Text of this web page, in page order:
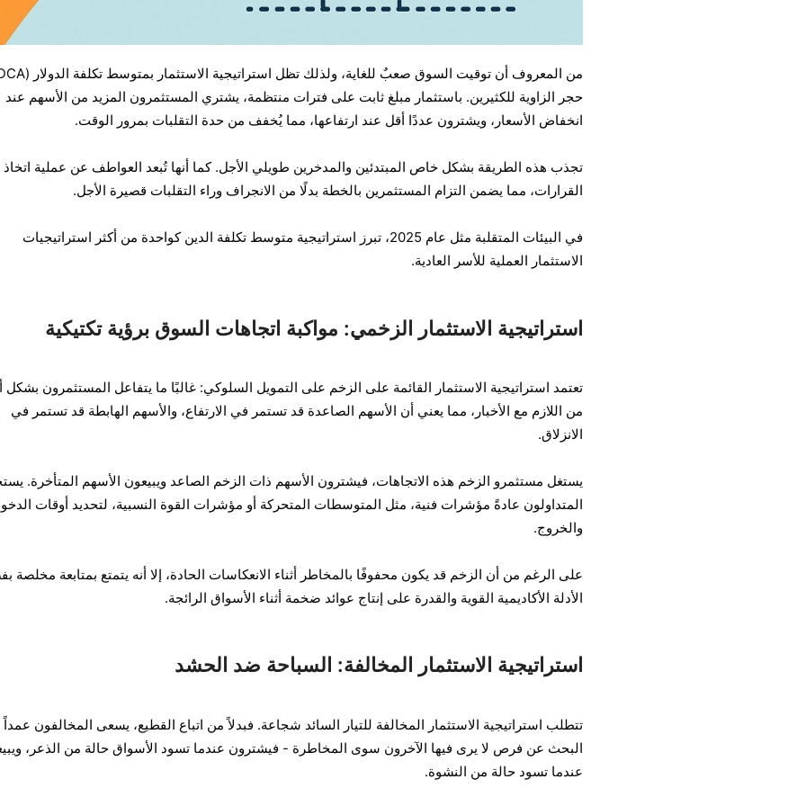
حجر الزاوية للكثيرين. باستثمار مبلغ ثابت على فترات منتظمة، يشتري المستثمرون المزيد من الأسهم عند
انخفاض الأسعار، ويشترون عددًا أقل عند ارتفاعها، مما يُخفف من حدة التقلبات بمرور الوقت.
تجذب هذه الطريقة بشكل خاص المبتدئين والمدخرين طويلي الأجل. كما أنها تُبعد العواطف عن عملية اتخاذ
القرارات، مما يضمن التزام المستثمرين بالخطة بدلًا من الانجراف وراء التقلبات قصيرة الأجل.
في البيئات المتقلبة مثل عام 2025، تبرز استراتيجية متوسط تكلفة الدين كواحدة من أكثر استراتيجيات
الاستثمار العملية للأسر العادية.
استراتيجية الاستثمار الزخمي: مواكبة اتجاهات السوق برؤية تكتيكية
تعتمد استراتيجية الاستثمار القائمة على الزخم على التمويل السلوكي: غالبًا ما يتفاعل المستثمرون بشكل
من اللازم مع الأخبار، مما يعني أن الأسهم الصاعدة قد تستمر في الارتفاع، والأسهم الهابطة قد تستمر في
الانزلاق.
يستغل مستثمرو الزخم هذه الاتجاهات، فيشترون الأسهم ذات الزخم الصاعد ويبيعون الأسهم المتأخرة.
المتداولون عادةً مؤشرات فنية، مثل المتوسطات المتحركة أو مؤشرات القوة النسبية، لتحديد أوقات
والخروج.
على الرغم من أن الزخم قد يكون محفوفًا بالمخاطر أثناء الانعكاسات الحادة، إلا أنه يتمتع بمتابعة مخلصة
الأدلة الأكاديمية القوية والقدرة على إنتاج عوائد ضخمة أثناء الأسواق الرائجة.
استراتيجية الاستثمار المخالفة: السباحة ضد الحشد
تتطلب استراتيجية الاستثمار المخالفة للتيار السائد شجاعة. فبدلاً من اتباع القطيع، يسعى المخالفون عمداً
البحث عن فرص لا يرى فيها الآخرون سوى المخاطرة - فيشترون عندما تسود الأسواق حالة من الذعر،
عندما تسود حالة من النشوة.